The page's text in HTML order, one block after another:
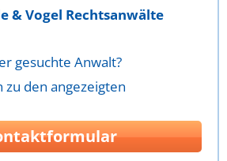
& Vogel Rechtsanwälte
gesuchte Anwalt?
den angezeigten